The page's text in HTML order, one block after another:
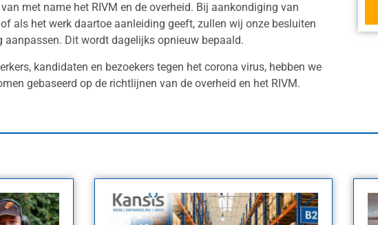
met name het RIVM en de overheid. Bij aankondiging van
als het werk daartoe aanleiding geeft, zullen wij onze besluiten
aanpassen. Dit wordt dagelijks opnieuw bepaald.
kandidaten en bezoekers tegen het corona virus, hebben we
gebaseerd op de richtlijnen van de overheid en het RIVM.